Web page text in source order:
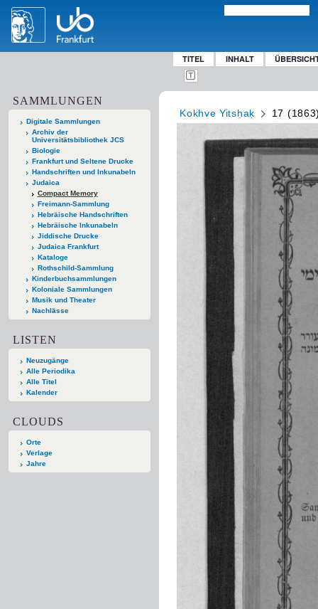
TITEL INHALT
SAMMLUNGEN
Digitale Sammlungen
Archiv der
Universitätsbibliothek JCS
Biologie
Frankfurt und Seltene Drucke
Handschriften und Inkunabeln
Judaica
Compact Memory
Freimann-Sammlung
Hebräische Handschriften
Hebräische Inkunabeln
Jiddische Drucke
Judaica Frankfurt
Kataloge
Rothschild-Sammlung
Kinderbuchsammlungen
Koloniale Sammlungen
Musik und Theater
Nachlässe
LISTEN
Neuzugänge
Alle Periodika
Alle Titel
Kalender
CLOUDS
Orte
Verlage
Jahre
Kokhve Yitsḥaḳ 17